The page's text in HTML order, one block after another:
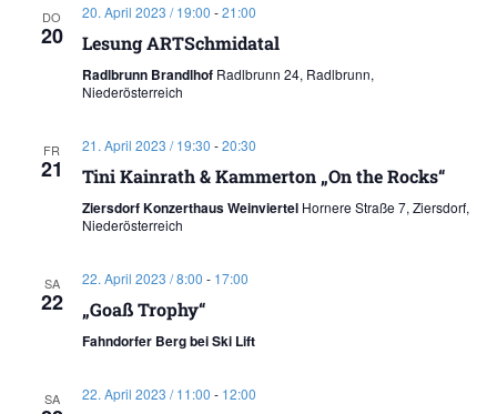
DO
20
20. April 2023 / 19:00 -21:00
Lesung ARTSchmidatal
Radlbrunn Brandlhof Radlbrunn 24, Radlbrunn,
Niederösterreich
FR
21
21. April 2023 / 19:30 -20:30
Tini Kainrath & Kammerton „On the Rocks“
Ziersdorf Konzerthaus Weinviertel Hornere Straße 7, Ziersdorf,
Niederösterreich
SA
22
22. April 2023 / 8:00 - 17:00
„Goaß Trophy“
Fahndorfer Berg bei Ski Lift
SA 22. April 2023 / 11:00 - 12:00